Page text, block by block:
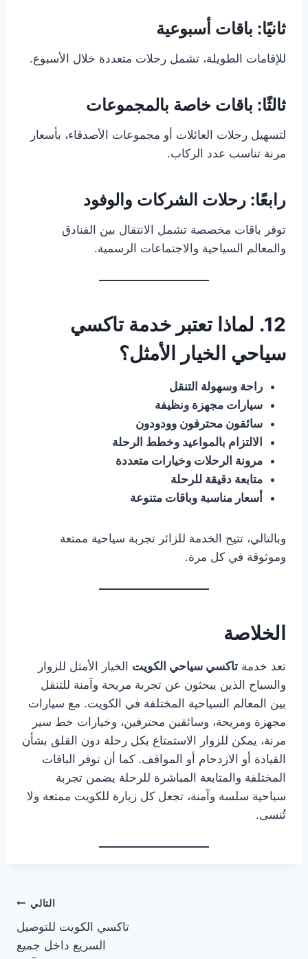
ثانيًا: باقات أسبوعية
للإقامات الطويلة، تشمل رحلات متعددة خلال الأسبوع.
ثالثًا: باقات خاصة بالمجموعات
لتسهيل رحلات العائلات أو مجموعات الأصدقاء، بأسعار
مرنة تناسب عدد الركاب.
رابعًا: رحلات الشركات والوفود
توفر باقات مخصصة تشمل الانتقال بين الفنادق
والمعالم السياحية والاجتماعات الرسمية.
12. لماذا تعتبر خدمة تاكسي
سياحي الخيار الأمثل؟
راحة وسهولة التنقل
سيارات مجهزة ونظيفة
سائقون محترفون وودودون
الالتزام بالمواعيد وخطط الرحلة
مرونة الرحلات وخيارات متعددة
متابعة دقيقة للرحلة
أسعار مناسبة وباقات متنوعة
وبالتالي، تتيح الخدمة للزائر تجربة سياحية ممتعة
وموثوقة في كل مرة.
الخلاصة
تعد خدمة تاكسي سياحي الكويت الخيار الأمثل للزوار
والسياح الذين يبحثون عن تجربة مريحة وآمنة للتنقل
بين المعالم السياحية المختلفة في الكويت. مع سيارات
مجهزة ومريحة، وسائقين محترفين، وخيارات خط سير
مرنة، يمكن للزوار الاستمتاع بكل رحلة دون القلق بشأن
القيادة أو الازدحام أو المواقف. كما أن توفر الباقات
المختلفة والمتابعة المباشرة للرحلة يضمن تجربة
سياحية سلسة وآمنة، تجعل كل زيارة للكويت ممتعة ولا
تُنسى.
التالي
تاكسي الكويت للتوصيل
السريع داخل جميع